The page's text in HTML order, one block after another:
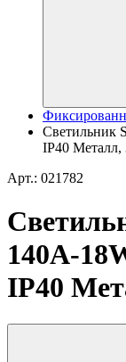
Светильник
IP40 Металл,
Арт.: 021782
140A-
IP40